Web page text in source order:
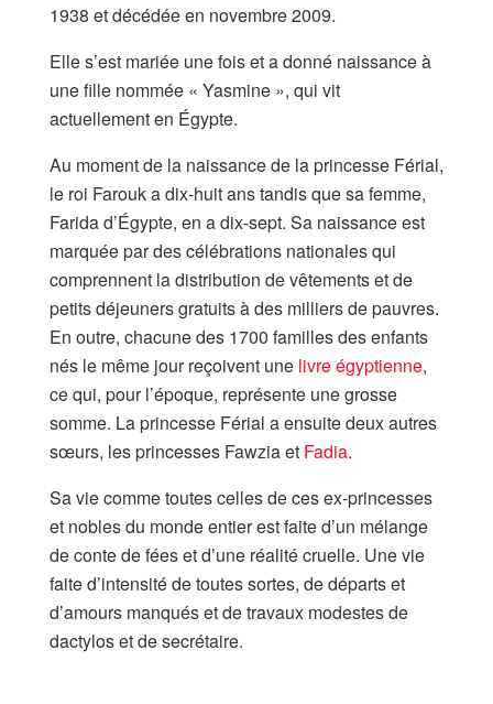
1938 et décédée en novembre 2009.
Elle s’est mariée une fois et a donné naissance à
une fille nommée « Yasmine », qui vit
actuellement en Égypte.
Au moment de la naissance de la princesse Férial,
le roi Farouk a dix-huit ans tandis que sa femme,
Farida d’Égypte, en a dix-sept. Sa naissance est
marquée par des célébrations nationales qui
comprennent la distribution de vêtements et de
petits déjeuners gratuits à des milliers de pauvres.
En outre, chacune des 1700 familles des enfants
nés le même jour reçoivent une livre égyptienne,
ce qui, pour l’époque, représente une grosse
somme. La princesse Férial a ensuite deux autres
sœurs, les princesses Fawzia et Fadia.
Sa vie comme toutes celles de ces ex-princesses
et nobles du monde entier est faite d’un mélange
de conte de fées et d’une réalité cruelle. Une vie
faite d’intensité de toutes sortes, de départs et
d’amours manqués et de travaux modestes de
dactylos et de secrétaire.